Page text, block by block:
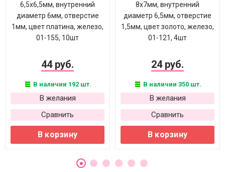
6,5х6,5мм, внутренний
диаметр 6мм, отверстие
1мм, цвет платина, железо,
01-155, 10шт
44 руб.
В наличии 192 шт.
В желания
Сравнить
В корзину
8х7мм, внутренний
диаметр 6,5мм, отверстие
1,5мм, цвет золото, железо,
01-121, 4шт
24 руб.
В наличии 350 шт.
В желания
Сравнить
В корзину